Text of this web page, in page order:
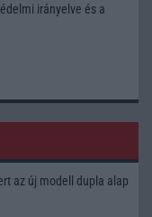
irányelve és a
az új modell dupla alap